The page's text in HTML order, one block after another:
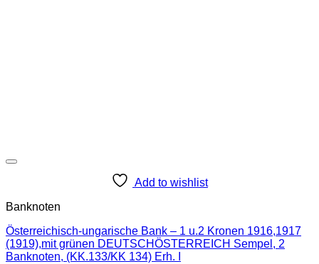
Add to wishlist
Banknoten
Österreichisch-ungarische Bank – 1 u.2 Kronen 1916,1917
(1919),mit grünen DEUTSCHÖSTERREICH Sempel, 2
Banknoten, (KK.133/KK 134) Erh. I